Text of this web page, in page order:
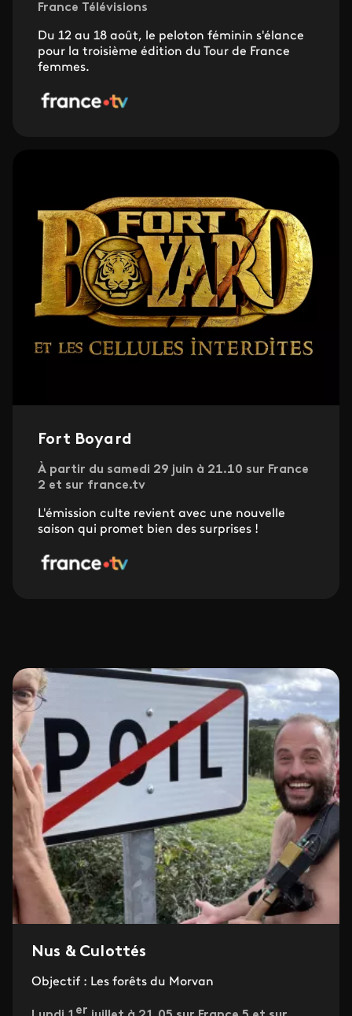
France Télévisions
Du 12 au 18 août, le peloton féminin s'élance
pour la troisième édition du Tour de France
femmes.
Fort Boyard
À partir du samedi 29 juin à 21.10 sur France
2 et sur france.tv
L'émission culte revient avec une nouvelle
saison qui promet bien des surprises !
Nus & Culottés
Objectif : Les forêts du Morvan
er